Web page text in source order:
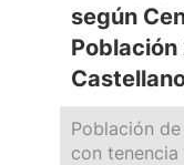
según
Población
con